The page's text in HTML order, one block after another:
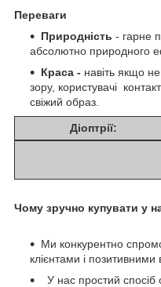
Переваги
Природність - гарне
абсолютно природного
Краса - навіть якщо
зору, користувачі
свіжий образ.
Діоптрії:
Чому зручно купувати у
Ми конкурентно
клієнтами і позитивними
У нас простий